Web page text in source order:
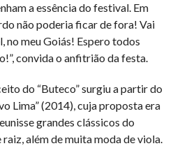
a essência do festival. Em
não poderia ficar de fora! Vai
no meu Goiás! Espero todos
convida o anfitrião da festa.
do “Buteco” surgiu a partir do
Lima” (2014), cuja proposta era
grandes clássicos do
além de muita moda de viola.